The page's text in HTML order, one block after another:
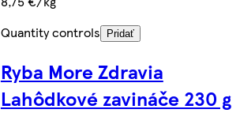
Quantity controls
Pridať
Ryba More Zdravia
Lahôdkové zavináče 230 g